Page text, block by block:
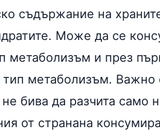
съдържание на
Може да се
метаболизъм и през
тип метаболизъм. Важно
бива да разчита само
от странана